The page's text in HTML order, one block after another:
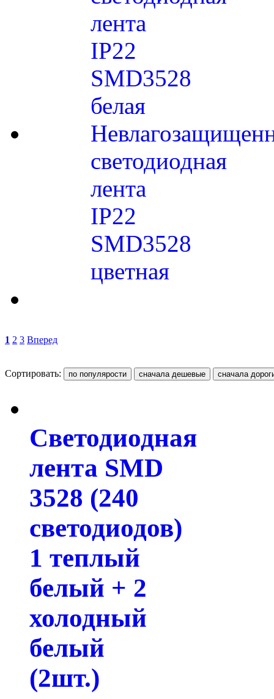
лента
IP22
SMD3528
белая
светодиодная
лента
IP22
SMD3528
цветная
1 2 3 Вперед
Сортировать:
Светодиодная
лента SMD
3528 (240
светодиодов)
1 теплый
белый + 2
холодный
белый
(2шт.)